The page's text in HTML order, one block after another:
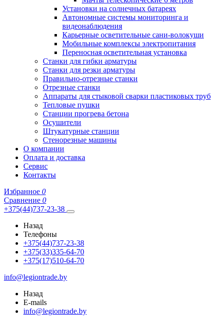
Установки на солнечных батареях
Автономные системы мониторинга и
видеонаблюдения
Карьерные осветительные сани-волокуши
Мобильные комплексы электропитания
Переносная осветительная установка
Станки для гибки арматуры
Станки для резки арматуры
Правильно-отрезные станки
Отрезные станки
Аппараты для стыковой сварки пластиковых труб
Тепловые пушки
Станции прогрева бетона
Осушители
Штукатурные станции
Стенорезные машины
О компании
Оплата и доставка
Сервис
Контакты
Избранное 0
Сравнение 0
+375(44)737-23-38
Назад
Телефоны
+375(44)737-23-38
+375(33)335-64-70
+375(17)510-64-70
info@legiontrade.by
Назад
E-mails
info@legiontrade.by